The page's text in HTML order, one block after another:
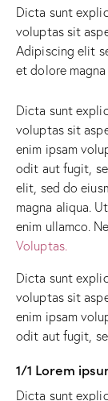
Dicta sunt
voluptas sit
Adipiscing elit
et dolore
Dicta sunt
voluptas sit
enim ipsam
odit aut fugit,
elit, sed do
magna aliqua.
enim ullamco.
Voluptas.
Dicta sunt
voluptas sit
enim ipsam
odit aut fugit,
1/1 Lorem
Dicta sunt